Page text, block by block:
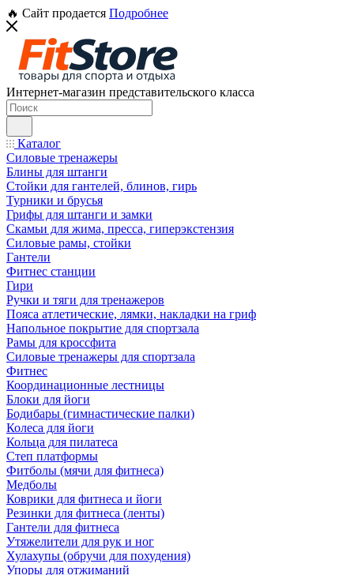
🔥 Сайт продается Подробнее
Интернет-магазин представительского класса
Каталог
Силовые тренажеры
Блины для штанги
Стойки для гантелей, блинов, гирь
Турники и брусья
Грифы для штанги и замки
Скамьи для жима, пресса, гиперэкстензия
Силовые рамы, стойки
Гантели
Фитнес станции
Гири
Ручки и тяги для тренажеров
Пояса атлетические, лямки, накладки на гриф
Напольное покрытие для спортзала
Рамы для кроссфита
Силовые тренажеры для спортзала
Фитнес
Координационные лестницы
Блоки для йоги
Бодибары (гимнастические палки)
Колеса для йоги
Кольца для пилатеса
Степ платформы
Фитболы (мячи для фитнеса)
Медболы
Коврики для фитнеса и йоги
Резинки для фитнеса (ленты)
Гантели для фитнеса
Утяжелители для рук и ног
Хулахупы (обручи для похудения)
Упоры для отжиманий